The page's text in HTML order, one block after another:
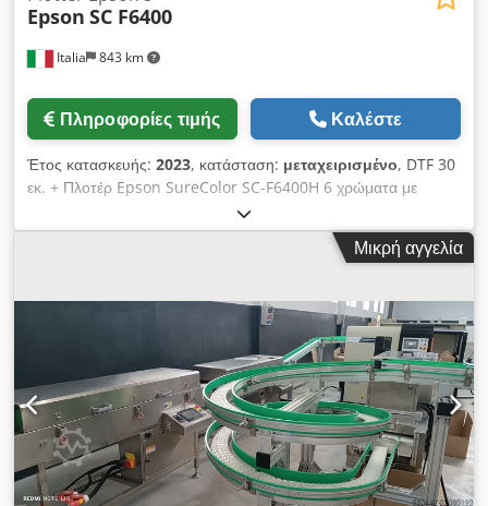
Italia 843 km
Epson SC F6400
Πληροφορίες τιμής Καλέστε
Έτος κατασκευής: 2023, κατάσταση: μεταχειρισμένο, DTF 30
εκ. + Πλοτέρ Epson SureColor SC-F6400H 6 χρώματα με
μαύρο HD Csdpfx Absy E Ncle Tsrf
Μικρή αγγελία